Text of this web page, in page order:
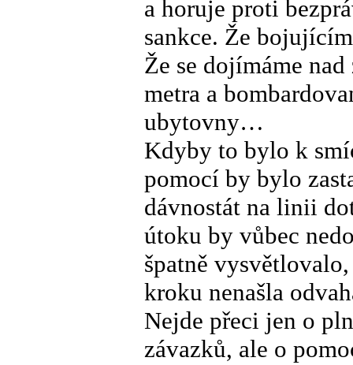
a horuje proti
sankce. Že
Že se dojímáme
metra a
ubytovny…
Kdyby to bylo k
pomocí by bylo
dávnostát na linii
útoku by vůbec
špatně
kroku nenašla
Nejde přeci jen o
závazků, ale o